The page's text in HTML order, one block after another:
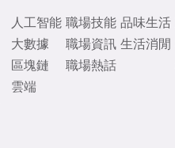
人工智能
大數據
區塊鏈
雲端
職場技能
職場資訊
職場熱話
品味生活
生活消閒